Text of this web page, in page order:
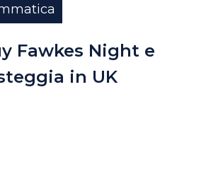
Fawkes Night e
in UK